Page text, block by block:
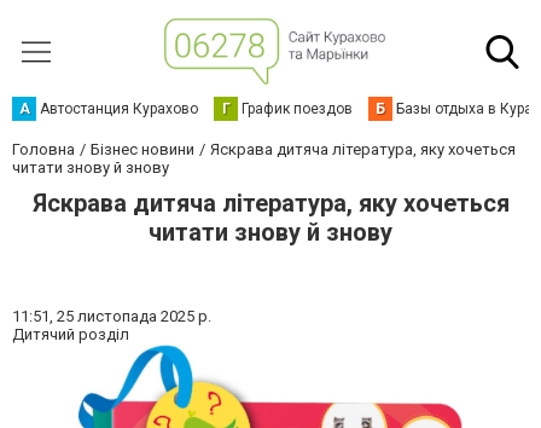
А Автостанция Курахово Г График поездов Б Базы отдыха в
Головна Бізнес новини
Яскрава дитяча література, яку хочеться
читати знову й знову
Яскрава дитяча література, яку хочеться
читати знову й знову
11:51, 25 листопада 2025 р.
Дитячий розділ